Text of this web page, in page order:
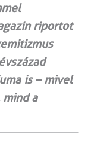
riportot
is – mivel
a